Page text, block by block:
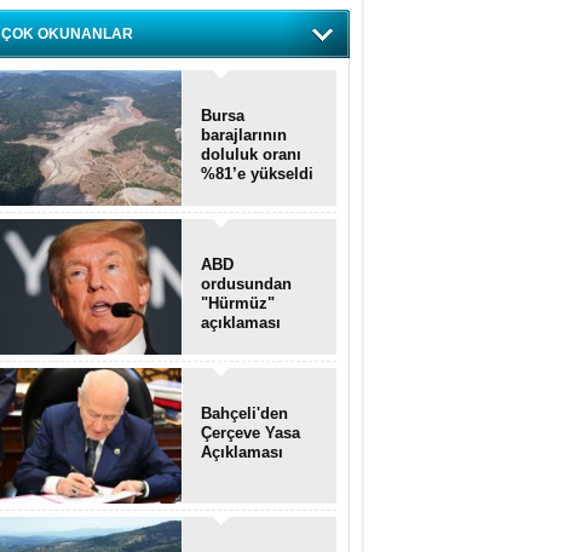
ÇOK OKUNANLAR
Bursa
barajlarının
doluluk oranı
%81’e yükseldi
ABD
ordusundan
"Hürmüz"
açıklaması
Bahçeli'den
Çerçeve Yasa
Açıklaması